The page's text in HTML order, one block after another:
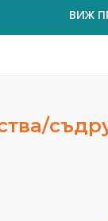
ВИЖ ПРОФИЛ